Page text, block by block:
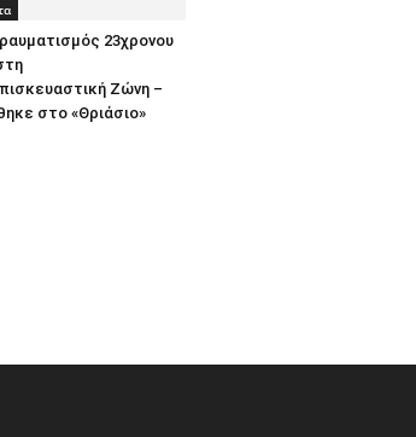
23χρονου
Ζώνη –
στο «Θριάσιο»